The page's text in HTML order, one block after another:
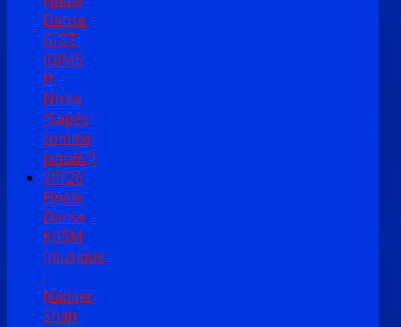
Danse
GJGT
(GIMS
ft.
Niska
"Sapés
comme
jamais")
SPF26
Finale
Danse
KGŠM
(musique
:
Nadine
Shah